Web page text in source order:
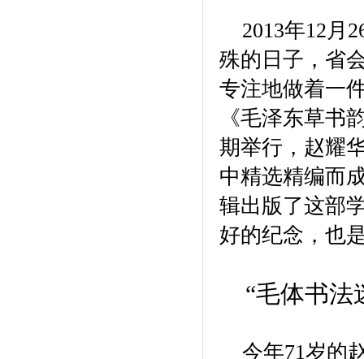
2013年12月
殊的日子，省
专注地做着一
《毛泽东草书
期举行，赵耀
中精选精编而
辑出版了这部
好的纪念，也
“毛体书法
今年71岁的